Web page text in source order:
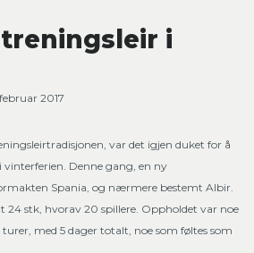
i
2017
var det igjen duket for å
Denne gang, en ny
Spania, og nærmere bestemt Albir.
24 stk, hvorav 20 spillere. Oppholdet var noe
med 5 dager totalt, noe som føltes som